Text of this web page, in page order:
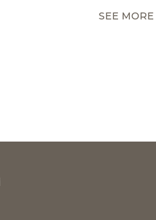
SEE MORE